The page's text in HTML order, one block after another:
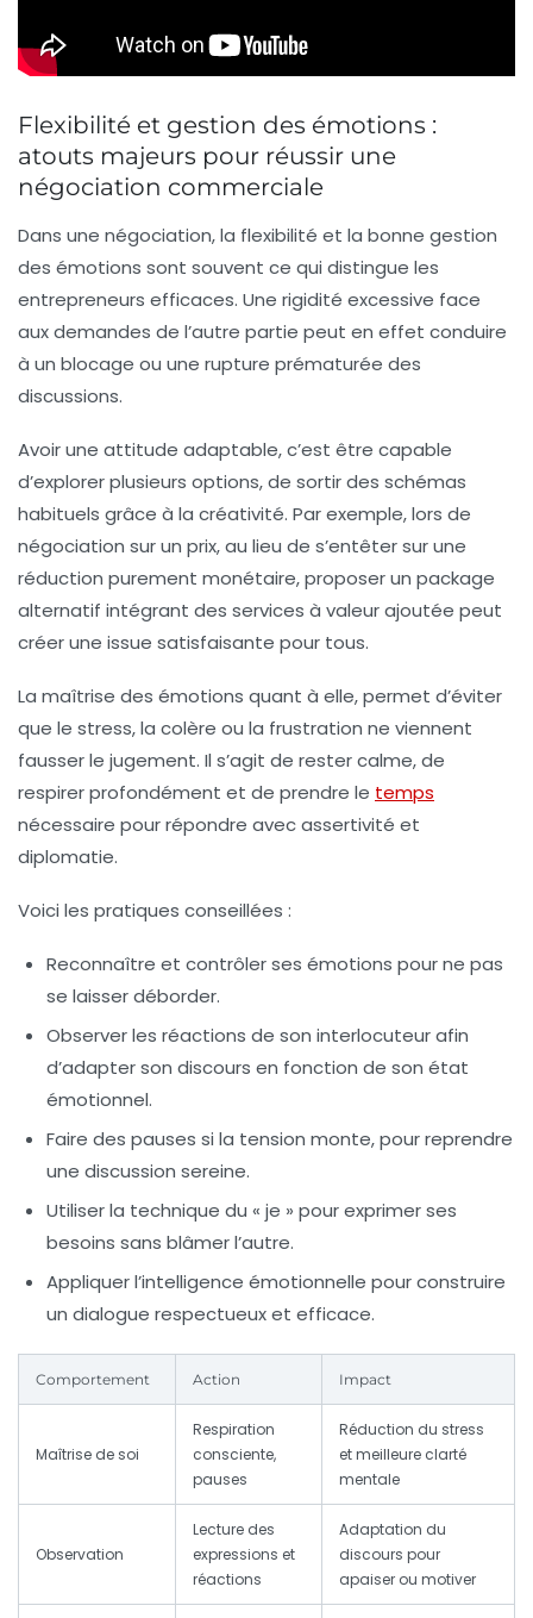
Flexibilité et gestion des émotions :
atouts majeurs pour réussir une
négociation commerciale
Dans une négociation,la flexibilité et la bonne gestion
des émotions sont souvent ce qui distingue les
entrepreneurs efficaces. Une rigidité excessive face
aux demandes de l’autre partie peut en effet conduire
à un blocage ou une rupture prématurée des
discussions.
Avoir une attitude adaptable, c’est être capable
d’explorer plusieurs options, de sortir des schémas
habituels grâce à la créativité. Par exemple, lors de
négociation sur un prix, au lieu de s’entêter sur une
réduction purement monétaire, proposer un package
alternatif intégrant des services à valeur ajoutée peut
créer une issue satisfaisante pour tous.
La maîtrise des émotions quant à elle, permet d’éviter
que le stress, la colère ou la frustration ne viennent
fausser le jugement. Il s’agit de rester calme, de
respirer profondément et de prendre le temps
nécessaire pour répondre avec assertivité et
diplomatie.
Voici les pratiques conseillées :
Reconnaître et contrôler ses émotions pour ne pas
se laisser déborder.
Observer les réactions de son interlocuteurafin
d’adapter son discours en fonction de son état
émotionnel.
Faire des pauses si la tension monte, pour reprendre
une discussion sereine.
Utiliser la technique du « je » pour exprimer ses
besoins sans blâmer l’autre.
Appliquer l’intelligence émotionnelle pour construire
un dialogue respectueux et efficace.
Comportement Action Impact
Maîtrise de soi
Respiration
consciente,
pauses
Réduction du stress
et meilleure clarté
mentale
Observation
Lecture des
expressions et
réactions
Adaptation du
discours pour
apaiser ou motiver